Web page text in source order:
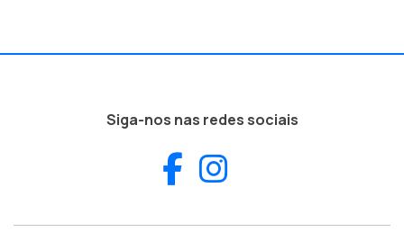
Siga-nos nas redes sociais
Facebook